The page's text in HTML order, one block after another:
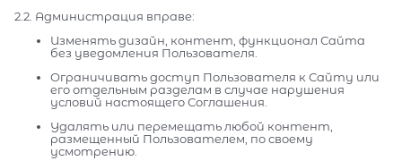
2.2. Администрация вправе:
Изменять дизайн, контент, функционал Сайта
без уведомления Пользователя.
Ограничивать доступ Пользователя к Сайту или
его отдельным разделам в случае нарушения
условий настоящего Соглашения.
Удалять или перемещать любой контент,
размещенный Пользователем, по своему
усмотрению.